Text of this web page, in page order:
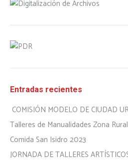
Entradas recientes
COMISIÓN MODELO DE CIUDAD
Talleres de Manualidades Zona Rural
Comida San Isidro 2023
JORNADA DE TALLERES